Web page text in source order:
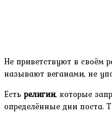
Не приветствуют в своём
называют веганами, не
Есть религии, которые
определённые дни поста.